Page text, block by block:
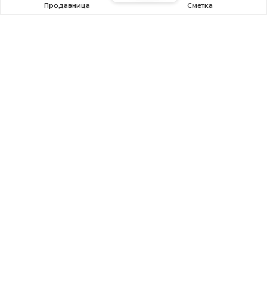
ДОБРО Е ДА ЗНАЕТЕ
Продавница Сметка